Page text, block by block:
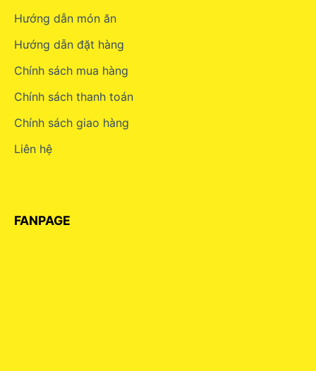
Hướng dẫn món ăn
Hướng dẫn đặt hàng
Chính sách mua hàng
Chính sách thanh toán
Chính sách giao hàng
Liên hệ
FANPAGE